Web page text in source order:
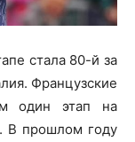
стала 80-й за
Французские
один этап на
В прошлом году